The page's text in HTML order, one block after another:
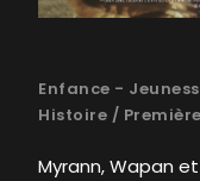
Enfance -
Histoire /
Myrann, Wapan